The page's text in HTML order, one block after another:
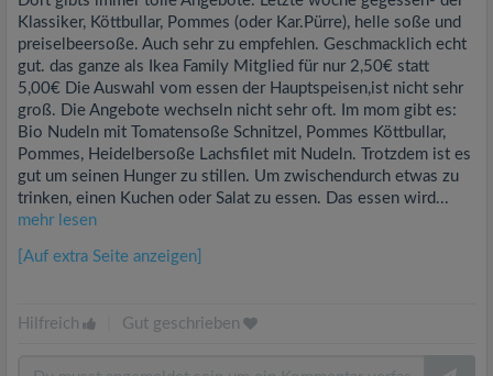
Klassiker, Köttbullar, Pommes (oder Kar.Pürre), helle soße und
preiselbeersoße. Auch sehr zu empfehlen. Geschmacklich echt
gut. das ganze als Ikea Family Mitglied für nur 2,50€ statt
5,00€ Die Auswahl vom essen der Hauptspeisen,ist nicht sehr
groß. Die Angebote wechseln nicht sehr oft. Im mom gibt es:
Bio Nudeln mit Tomatensoße Schnitzel, Pommes Köttbullar,
Pommes, Heidelbersoße Lachsfilet mit Nudeln. Trotzdem ist es
gut um seinen Hunger zu stillen. Um zwischendurch etwas zu
trinken, einen Kuchen oder Salat zu essen. Das essen wird...
mehr lesen
[Auf extra Seite anzeigen]
Hilfreich Gut geschrieben